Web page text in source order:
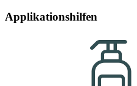
Applikationshilfen